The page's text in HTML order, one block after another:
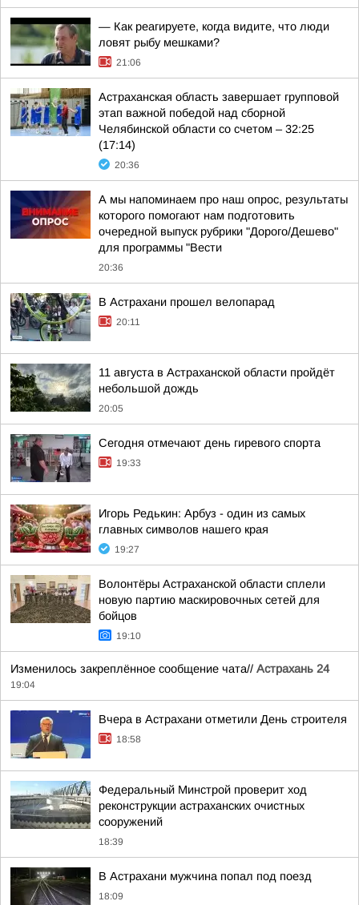
— Как реагируете, когда видите, что люди
ловят рыбу мешками?
21:06
Астраханская область завершает групповой
этап важной победой над сборной
Челябинской области со счетом – 32:25
(17:14)
20:36
А мы напоминаем про наш опрос, результаты
которого помогают нам подготовить
очередной выпуск рубрики "Дорого/Дешево"
для программы "Вести
20:36
В Астрахани прошел велопарад
20:11
11 августа в Астраханской области пройдёт
небольшой дождь
20:05
Сегодня отмечают день гиревого спорта
19:33
Игорь Редькин: Арбуз - один из самых
главных символов нашего края
19:27
Волонтёры Астраханской области сплели
новую партию маскировочных сетей для
бойцов
19:10
Изменилось закреплённое сообщение чата// Астрахань 24
19:04
Вчера в Астрахани отметили День строителя
18:58
Федеральный Минстрой проверит ход
реконструкции астраханских очистных
сооружений
18:39
В Астрахани мужчина попал под поезд
18:09